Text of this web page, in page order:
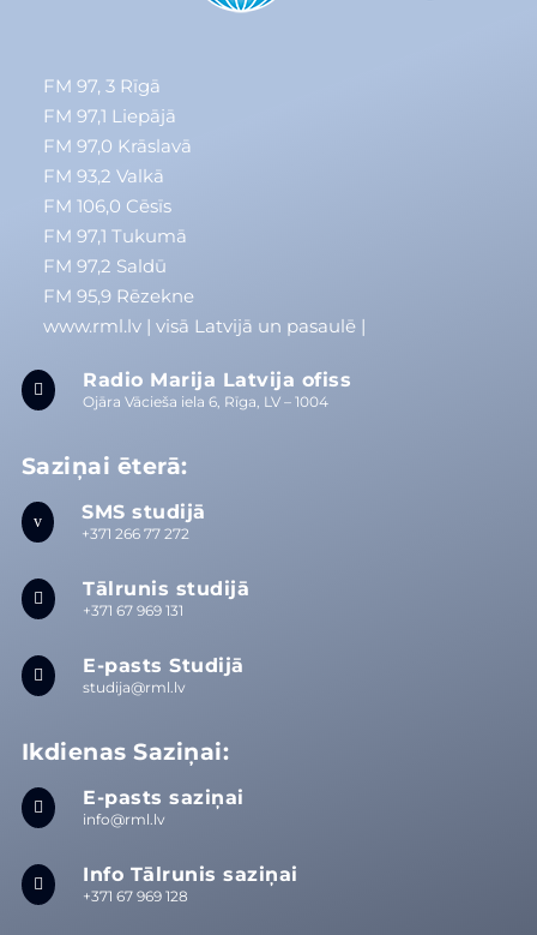
FM 97, 3Rīgā
FM 97,1 Liepājā
FM 97,0 Krāslavā
FM 93,2 Valkā
FM 106,0 Cēsīs
FM 97,1 Tukumā
FM 97,2 Saldū
FM 95,9 Rēzekne
www.rml.lv| visā Latvijā un pasaulē |
 Radio Marija Latvija ofiss
Ojāra Vācieša iela 6, Rīga, LV – 1004
Saziņai ēterā:
v SMS studijā
+371 266 77 272
 Tālrunis studijā
+371 67 969 131
 E-pasts Studijā
studija@rml.lv
Ikdienas Saziņai:
 E-pasts saziņai
info@rml.lv
 Info Tālrunis saziņai
+371 67 969 128